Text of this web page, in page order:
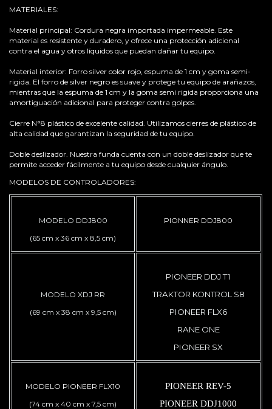
MATERIALES:
Material principal: Cordura negra importada impermeable. Este
material es resistente y duradero, y ofrece una protección adicional
contra el agua y otros líquidos que puedan dañar tu equipo.
Material interior: Forro silver color rojo, espuma de 1 cm y goma semi-
rigida. El forro de silver negro es suave y protege tu equipo de arañazos,
mientras que la espuma de 1 cm y la goma semi rigida proporciona una
amortiguación adicional para proteger contra golpes.
Cierre N°8 plástico de excelente calidad. Utilizamos cierres de plástico de
alta calidad que garantizan la seguridad de tu equipo.
Doble deslizador. Nuestra funda cuenta con un doble deslizador que te
permite acceder fácilmente a tu equipo desde cualquier ángulo.
MODELOS DE CONTROLADORES:
MODELO DDJ800
(65 cm x 36 cm x 8,5 cm)
PIONNER DDJ800
MODELO XDJ RR
(69 cm x 38 cm x 9,5 cm)
PIONEER DDJ T1
TRAKTOR KONTROL S8
PIONEER FLX6
RANE ONE
PIONEER SX
MODELO PIONEER FLX10
(74 cm x 40 cm x 7,5 cm)
PIONEER REV-5
PIONEER DDJ1000